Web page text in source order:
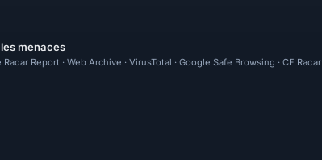
menaces
Report · Web Archive · VirusTotal · Google Safe Browsing · CF